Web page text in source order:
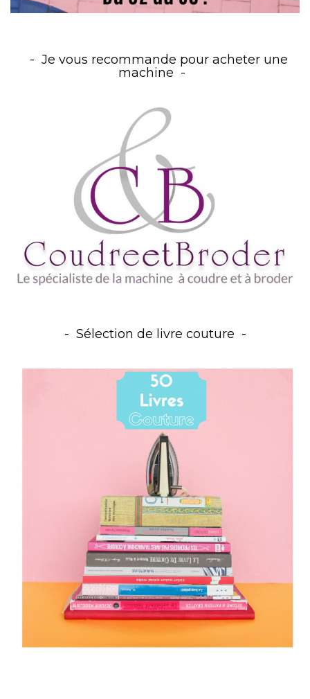
Je vous recommande pour acheter une
machine
Sélection de livre couture